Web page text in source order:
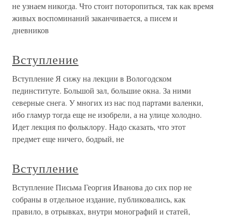
не узнаем никогда. Что стоит поторопиться, так как время
живых воспоминаний заканчивается, а писем и
дневников
Вступление
Вступление Я сижу на лекции в Вологодском
пединституте. Большой зал, большие окна. За ними
северные снега. У многих из нас под партами валенки,
ибо гламур тогда еще не изобрели, а на улице холодно.
Идет лекция по фольклору. Надо сказать, что этот
предмет еще ничего, бодрый, не
Вступление
Вступление Письма Георгия Иванова до сих пор не
собраны в отдельное издание, публиковались, как
правило, в отрывках, внутри монографий и статей,